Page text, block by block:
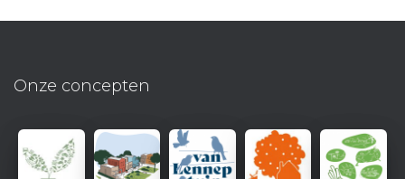
Onze concepten